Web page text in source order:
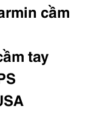
cầm
tay